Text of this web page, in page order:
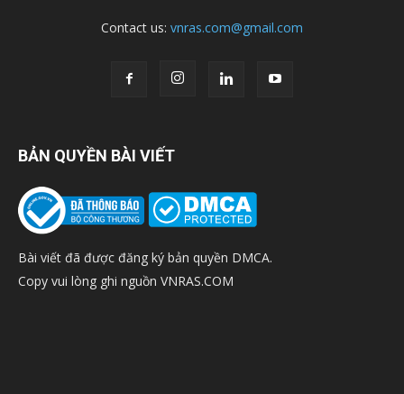
Contact us: vnras.com@gmail.com
BẢN QUYỀN BÀI VIẾT
Bài viết đã được đăng ký bản quyền DMCA.
Copy vui lòng ghi nguồn VNRAS.COM